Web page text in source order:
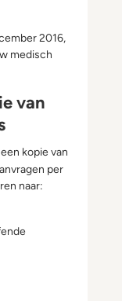
2016,
medisch
van
kopie van
per
naar: